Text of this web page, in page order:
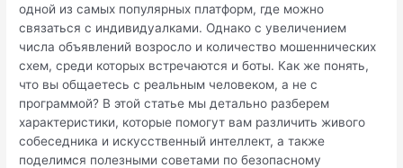
одной из самых популярных платформ, где можно
связаться с индивидуалками. Однако с увеличением
числа объявлений возросло и количество мошеннических
схем, среди которых встречаются и боты. Как же понять,
что вы общаетесь с реальным человеком, а не с
программой? В этой статье мы детально разберем
характеристики, которые помогут вам различить живого
собеседника и искусственный интеллект, а также
поделимся полезными советами по безопасному